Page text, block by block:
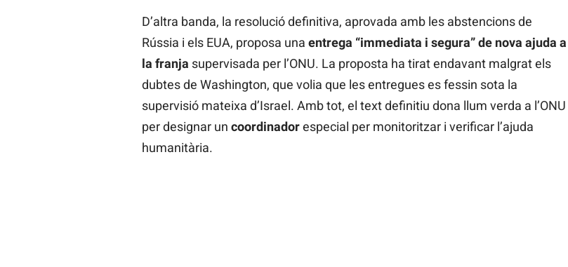
D’altra banda, la resolució definitiva, aprovada amb les abstencions de
Rússia i els EUA, proposa una entrega “immediata i segura” de nova ajuda a
la franja supervisada per l’ONU. La proposta ha tirat endavant malgrat els
dubtes de Washington, que volia que les entregues es fessin sota la
supervisió mateixa d’Israel. Amb tot, el text definitiu dona llum verda a l’ONU
per designar un coordinadorespecial per monitoritzar i verificar l’ajuda
humanitària.